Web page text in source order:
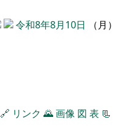
令和8年8月10日 （月）
🔗 リンク 🌄画像 図 表 📃